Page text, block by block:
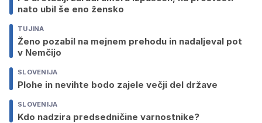
nato ubil še eno žensko
TUJINA
Ženo pozabil na mejnem prehodu in nadaljeval pot
v Nemčijo
SLOVENIJA
Plohe in nevihte bodo zajele večji del države
SLOVENIJA
Kdo nadzira predsedničine varnostnike?